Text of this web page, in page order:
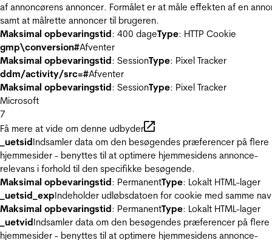
af annoncørens annoncer. Formålet er at måle effekten af en
samt at målrette annoncer til brugeren.
Maksimal opbevaringstid: 400 dageType: HTTP Cookie
gmp\conversion#Afventer
Maksimal opbevaringstid: SessionType: Pixel Tracker
ddm/activity/src=#Afventer
Maksimal opbevaringstid: SessionType: Pixel Tracker
Microsoft
7
Få mere at vide om denne udbyder
_uetsidIndsamler data om den besøgendes præferencer på flere
hjemmesider - benyttes til at optimere hjemmesidens annonce-
relevans i forhold til den specifikke besøgende.
Maksimal opbevaringstid: PermanentType: Lokalt HTML-lager
_uetsid_expIndeholder udløbsdatoen for cookie med samme
Maksimal opbevaringstid: PermanentType: Lokalt HTML-lager
_uetvidIndsamler data om den besøgendes præferencer på flere
hjemmesider - benyttes til at optimere hjemmesidens annonce-